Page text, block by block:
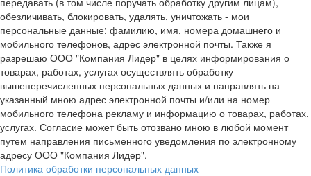
обезличивать, блокировать, удалять, уничтожать - мои
персональные данные: фамилию, имя, номера домашнего и
мобильного телефонов, адрес электронной почты. Также я
разрешаю ООО "Компания Лидер" в целях информирования о
товарах, работах, услугах осуществлять обработку
вышеперечисленных персональных данных и направлять на
указанный мною адрес электронной почты и/или на номер
мобильного телефона рекламу и информацию о товарах, работах,
услугах. Согласие может быть отозвано мною в любой момент
путем направления письменного уведомления по электронному
адресу ООО "Компания Лидер".
Политика обработки персональных данных